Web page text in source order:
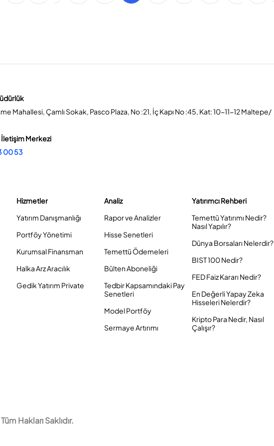
Mahallesi, Çamlı Sokak, Pasco Plaza, No :21, İç Kapı No :45, Kat: 10-11-12 Maltepe/
İletişim Merkezi
00 53
Hizmetler
Yatırım Danışmanlığı
Portföy Yönetimi
Kurumsal Finansman
Halka Arz Aracılık
Gedik Yatırım Private
Analiz
Rapor ve Analizler
Hisse Senetleri
Temettü Ödemeleri
Bülten Aboneliği
Tedbir Kapsamındaki Pay
Senetleri
Model Portföy
Sermaye Artırımı
Yatırımcı Rehberi
Temettü Yatırımı Nedir?
Nasıl Yapılır?
Dünya Borsaları Nelerdir?
BIST 100 Nedir?
FED Faiz Kararı Nedir?
En Değerli Yapay Zeka
Hisseleri Nelerdir?
Kripto Para Nedir, Nasıl
Çalışır?
Hakları Saklıdır.